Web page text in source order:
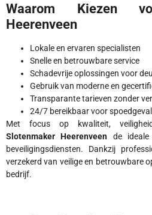
Waarom Kiezen
Heerenveen
Lokale en ervaren specialisten
Snelle en betrouwbare service
Schadevrije oplossingen voor
Gebruik van moderne en
Transparante tarieven zonder
24/7 bereikbaar voor
Met focus op kwaliteit,
Slotenmaker Heerenveen de
beveiligingsdiensten. Dankzij
verzekerd van veilige en betrouwbare
bedrijf.